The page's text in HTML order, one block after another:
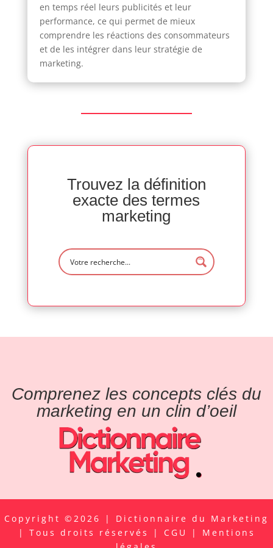
en temps réel leurs publicités et leur
performance, ce qui permet de mieux
comprendre les réactions des consommateurs
et de les intégrer dans leur stratégie de
marketing.
Trouvez la définition
exacte des termes
marketing
Comprenez les concepts clés du
marketing en un clin d’oeil
Copyright ©2026 | Dictionnaire du Marketing
| Tous droits réservés | CGU | Mentions